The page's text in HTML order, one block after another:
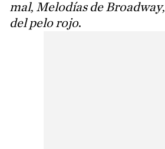
mal, Melodías de Broadway,
del pelo rojo.